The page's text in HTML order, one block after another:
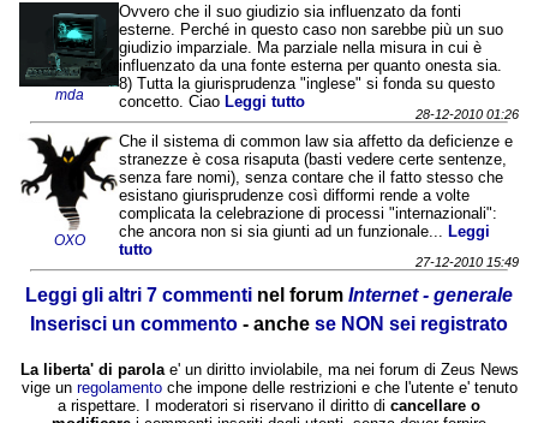
mda
Ovvero che il suo giudizio sia influenzato da fonti
esterne. Perché in questo caso non sarebbe più un suo
giudizio imparziale. Ma parziale nella misura in cui è
influenzato da una fonte esterna per quanto onesta sia.
8) Tutta la giurisprudenza "inglese" si fonda su questo
concetto. CiaoLeggi tutto
28-12-2010 01:26
OXO
Che il sistema di common law sia affetto da deficienze e
stranezze è cosa risaputa (basti vedere certe sentenze,
senza fare nomi), senza contare che il fatto stesso che
esistano giurisprudenze così difformi rende a volte
complicata la celebrazione di processi "internazionali":
che ancora non si sia giunti ad un funzionale...Leggi
tutto
27-12-2010 15:49
Leggi gli altri 7 commenti nel forum Internet - generale
Inserisci un commento - anche se NON sei registrato
La liberta' di parolae' un diritto inviolabile, ma nei forum di Zeus News
vige un regolamentoche impone delle restrizioni e che l'utente e' tenuto
a rispettare. I moderatori si riservano il diritto di cancellare o